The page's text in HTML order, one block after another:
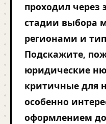
проходил через
стадии выбора
регионами и
Подскажите,
юридические
критичные для
особенно
оформлением